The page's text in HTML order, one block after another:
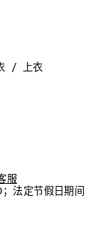
上衣
服
法定节假日期间